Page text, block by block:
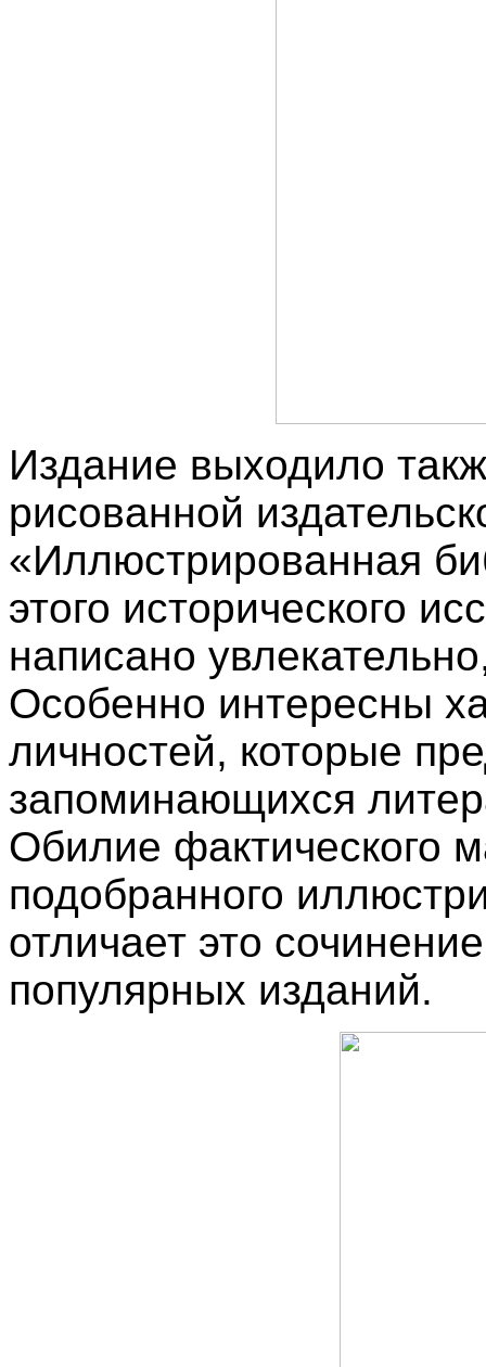
Издание выходило
рисованной
«Иллюстрированная
этого исторического
написано
Особенно интересны
личностей, которые
запоминающихся
Обилие фактического
подобранного
отличает это
популярных изданий.